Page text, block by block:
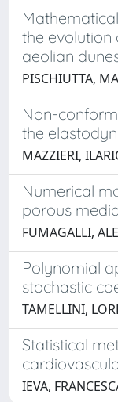
the evolution
aeolian
PISCHIUTTA,
Non-
the
MAZZIERI,
Numerical
porous
FUMAGALLI,
Polynomial
stochastic
TAMELLINI,
Statistical
IEVA,